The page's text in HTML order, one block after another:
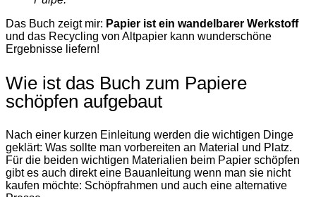
Das Buch zeigt mir: Papier ist ein wandelbarer Werkstoff
und das Recycling von Altpapier kann wunderschöne
Ergebnisse liefern!
Wie ist das Buch zum Papiere
schöpfen aufgebaut
Nach einer kurzen Einleitung werden die wichtigen Dinge
geklärt: Was sollte man vorbereiten an Material und Platz.
Für die beiden wichtigen Materialien beim Papier schöpfen
gibt es auch direkt eine Bauanleitung wenn man sie nicht
kaufen möchte: Schöpfrahmen und auch eine alternative